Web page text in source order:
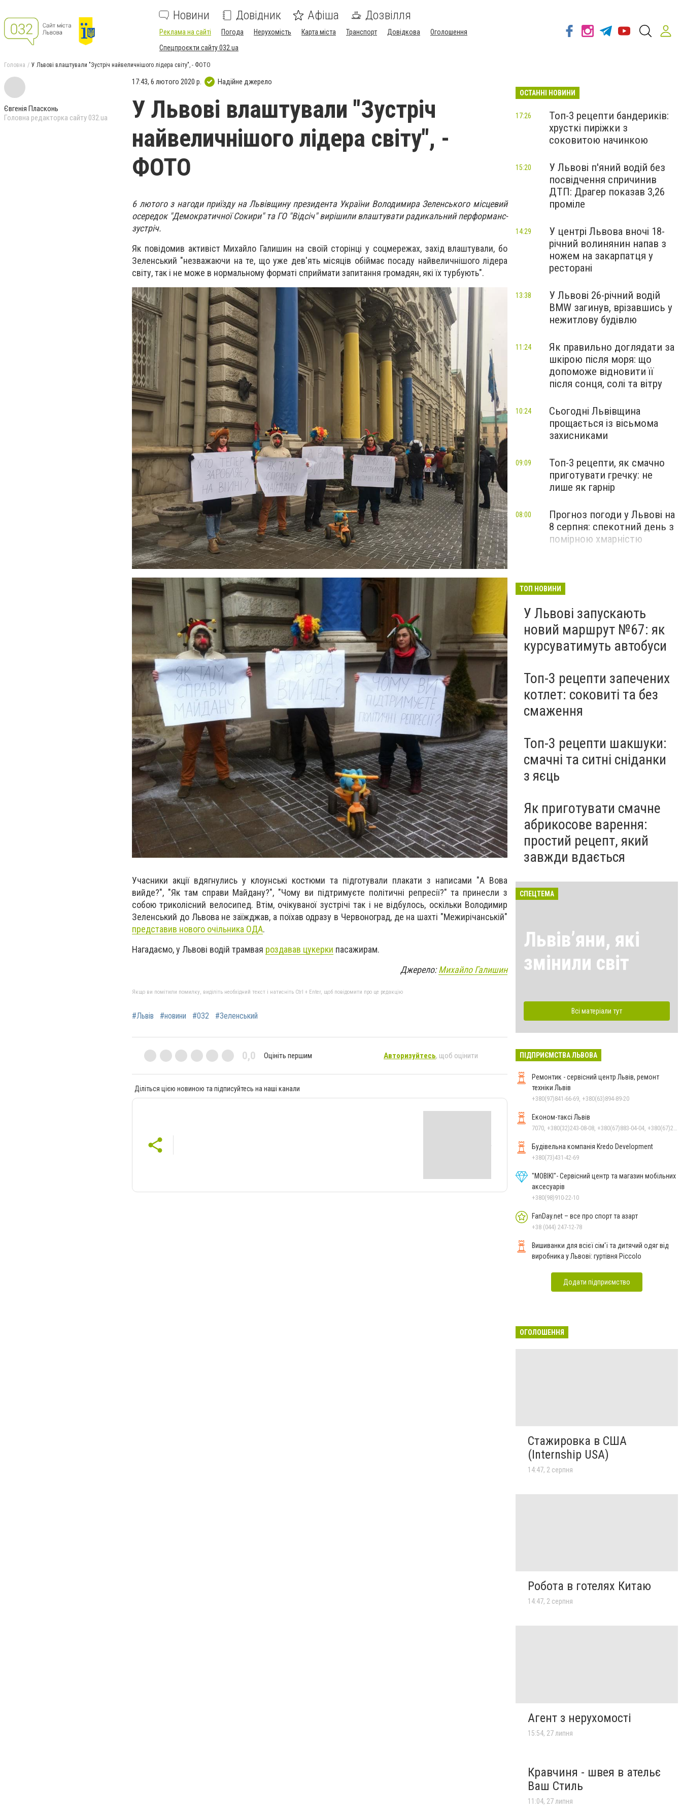
Новини Довідник Афіша Дозвілля
Реклама на сайті Погода Нерухомість Карта міста Транспорт Довідкова
Оголошення
Спецпроєкти сайту 032.ua
Головна У Львові влаштували "Зустріч найвеличнішого лідера світу", - ФОТО
Євгенія Пласконь
Головна редакторка сайту 032.ua
17:43, 6 лютого 2020 р. Надійне джерело
У Львові влаштували "Зустріч
найвеличнішого лідера світу", -
ФОТО
6 лютого з нагоди приїзду на Львівщину президента України Володимира Зеленського місцевий
осередок "Демократичної Сокири" та ГО "Відсіч" вирішили влаштувати радикальний перформанс-
зустріч.
Як повідомив активіст Михайло Галишин на своїй сторінці у соцмережах, захід влаштували, бо
Зеленський "незважаючи на те, що уже дев'ять місяців обіймає посаду найвеличнішого лідера
світу, так і не може в нормальному форматі сприймати запитання громадян, які їх турбують".
Учасники акції вдягнулись у клоунські костюми та підготували плакати з написами "А Вова
вийде?", "Як там справи Майдану?", "Чому ви підтримуєте політичні репресії?" та принесли з
собою триколісний велосипед. Втім, очікуваної зустрічі так і не відбулось, оскільки Володимир
Зеленський до Львова не заїжджав, а поїхав одразу в Червоноград, де на шахті "Межирічанській"
представив нового очільника ОДА.
Нагадаємо, у Львові водій трамвая роздавав цукерки пасажирам.
Джерело:Михайло Галишин
Якщо ви помітили помилку, виділіть необхідний текст і натисніть Ctrl + Enter, щоб повідомити про це редакцію
#Львів #новини #032 #Зеленський
0,0 Оцініть першим Авторизуйтесь, щоб оцінити
Діліться цією новиною та підписуйтесь на наші канали
ОСТАННІ НОВИНИ
Топ-3 рецепти бандериків:
хрусткі пиріжки з
соковитою начинкою
17:26
У Львові п'яний водій без
посвідчення спричинив
ДТП: Драгер показав 3,26
проміле
15:20
У центрі Львова вночі 18-
річний волинянин напав з
ножем на закарпатця у
ресторані
14:29
У Львові 26-річний водій
BMW загинув, врізавшись у
нежитлову будівлю
13:38
Як правильно доглядати за
шкірою після моря: що
допоможе відновити її
після сонця, солі та вітру
11:24
Сьогодні Львівщина
прощається із вісьмома
захисниками
10:24
Топ-3 рецепти, як смачно
приготувати гречку: не
лише як гарнір
09:09
Прогноз погоди у Львові на
8 серпня: спекотний день з
помірною хмарністю
08:00
ТОП НОВИНИ
У Львові запускають
новий маршрут №67: як
курсуватимуть автобуси
Топ-3 рецепти запечених
котлет: соковиті та без
смаження
Топ-3 рецепти шакшуки:
смачні та ситні сніданки
з яєць
Як приготувати смачне
абрикосове варення:
простий рецепт, який
завжди вдається
СПЕЦТЕМА
Львівʼяни, які
змінили світ
Всі матеріали тут
ПІДПРИЄМСТВА ЛЬВОВА
Ремонтик - сервісний центр Львів, ремонт
техніки Львів
+380(97)841-66-69, +380(63)894-89-20
Економ-таксі Львів
Будівельна компанія Kredo Development
+380(73)431-42-69
"MOBIKI"- Сервісний центр та магазин мобільних
аксесуарів
+380(98)910-22-10
FanDay.net – все про спорт та азарт
+38 (044) 247-12-78
Вишиванки для всієї сім'ї та дитячий одяг від
виробника у Львові: гуртівня Piccolo
Додати підприємство
ОГОЛОШЕННЯ
Стажировка в США
(Internship USA)
14:47, 2 серпня
Робота в готелях Китаю
14:47, 2 серпня
Агент з нерухомості
15:54, 27 липня
Кравчиня - швея в ательє
Ваш Стиль
11:04, 27 липня